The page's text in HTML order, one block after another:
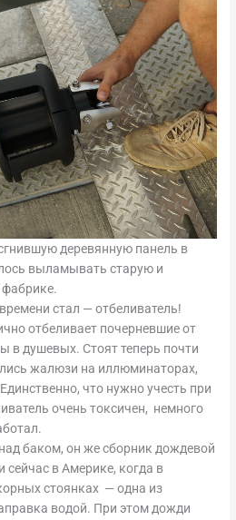
деревянную панель в
выламывать старую и
стал — отбеливатель!
отбеливает почерневшие от
в душевых. Стоят теперь почти
жалюзи на иллюминаторах,
что нужно учесть при
очень токсичен, немного
баком, он же сборник дождевой
сейчас в Америке, когда в
стоянках — одна из
водой. При этом дожди